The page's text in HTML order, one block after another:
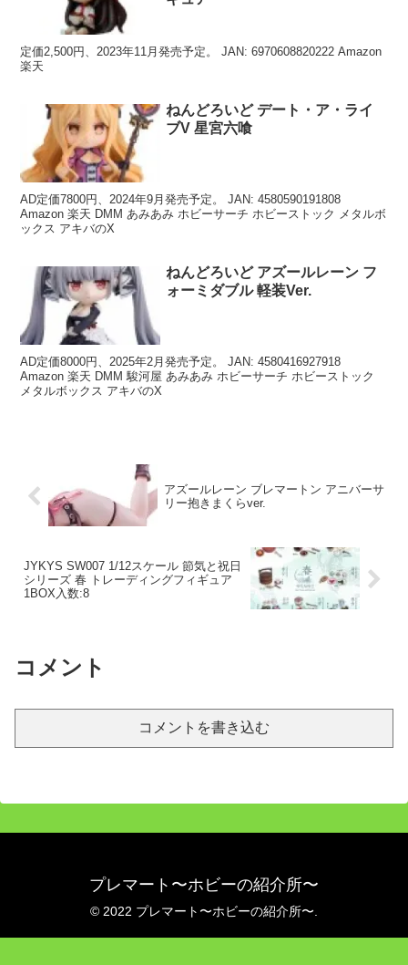
定価2,500円、2023年11月発売予定。 JAN: 6970608820222 Amazon
楽天
ねんどろいど デート・ア・ライ
ブV 星宮六喰
AD定価7800円、2024年9月発売予定。 JAN: 4580590191808
Amazon 楽天 DMM あみあみ ホビーサーチ ホビーストック メタルボ
ックス アキバのX
ねんどろいど アズールレーン フ
ォーミダブル 軽装Ver.
AD定価8000円、2025年2月発売予定。 JAN: 4580416927918
Amazon 楽天 DMM 駿河屋 あみあみ ホビーサーチ ホビーストック
メタルボックス アキバのX
アズールレーン ブレマートン アニバーサ
リー抱きまくらver.
JYKYS SW007 1/12スケール 節気と祝日
シリーズ 春 トレーディングフィギュア
1BOX入数:8
コメント
コメントを書き込む
プレマート〜ホビーの紹介所〜
© 2022 プレマート〜ホビーの紹介所〜.